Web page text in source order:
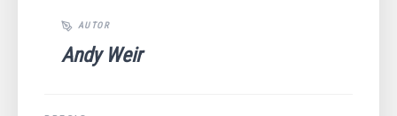
Andy Weir